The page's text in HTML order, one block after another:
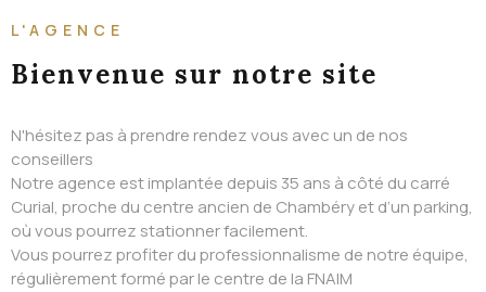
L'AGENCE
Bienvenue sur notre site
N'hésitez pas à prendre rendez vous avec un de nos
conseillers
Notre agence est implantée depuis 35 ans à côté du carré
Curial, proche du centre ancien de Chambéry et d’un parking,
où vous pourrez stationner facilement.
Vous pourrez profiter du professionnalisme de notre équipe,
régulièrement formé par le centre de la FNAIM